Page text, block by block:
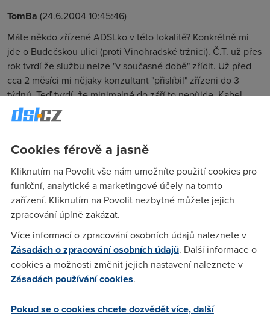
TomBa (24.6.2004 10:45:46)
Máte někdo zřízené ADSLko v této lokalitě? Konkrétně mi
jde o Budečskou ulici (proti Vinohradské tržnici). Č.T. už přes
rok tvrdí že službu nelze "v současné době" zřídit. Už před
cca 2 měsíci mi nějaky konzultant "přislíbil" zřízeni do 3
týdnů. Teď tvrdí, že minimalně do září to nepůjde. Kabel
UPC končí ve vedlejším domě (Budečská 38), ale v čísle 40
službu nezřídí. ADSLink+ "nezávislé na technologii
tou nezávislostí, když ověření dostupnosti probíhá ve
stejném místě jako na složby Č.T). Případně nejste někdo v
této oblasti připojen jiným typem připojení? Nepotřebuji nic
náročného (doteď tam je dialup). Jen potřebuji trvalou
dostupnost. Diky
Carloss(24.6.2004 11:45:10)
GTSL tam nebezi?
Cookies férově a jasně
Kliknutím na Povolit vše nám umožníte použití cookies pro
funkční, analytické a marketingové účely na tomto
zařízení. Kliknutím na Povolit nezbytné můžete jejich
zpracování úplně zakázat.
Více informací o zpracování osobních údajů naleznete v
Zásadách o zpracování osobních údajů. Další informace o
cookies a možnosti změnit jejich nastavení naleznete v
Zásadách používání cookies.
Pokud se o cookies chcete dozvědět více, další